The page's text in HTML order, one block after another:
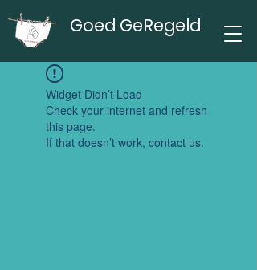
Goed GeRegeld
Widget Didn’t Load
Check your internet and refresh
this page.
If that doesn’t work, contact us.